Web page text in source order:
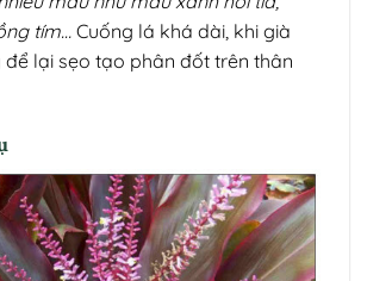
tím… Cuống lá khá dài, khi già
lại sẹo tạo phân đốt trên thân